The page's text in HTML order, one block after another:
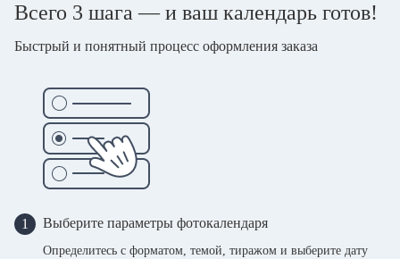
Всего 3 шага — и ваш календарь готов!
Быстрый и понятный процесс оформления заказа
1 Выберите параметры фотокалендаря
Определитесь с форматом, темой, тиражом и выберите дату